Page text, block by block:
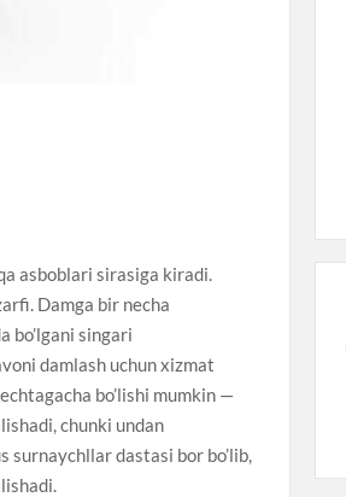
asboblari sirasiga kiradi.
Damga bir necha
bo’lgani singari
damlash uchun xizmat
bo’lishi mumkin —
chunki undan
surnaychllar dastasi bor bo’lib,